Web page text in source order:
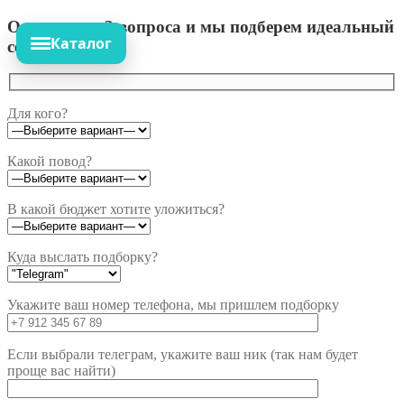
Ответьте на 3 вопроса и мы подберем идеальный
сет!
Для кого?
Какой повод?
В какой бюджет хотите уложиться?
Куда выслать подборку?
Укажите ваш номер телефона, мы пришлем подборку
Если выбрали телеграм, укажите ваш ник (так нам будет
проще вас найти)
Каталог